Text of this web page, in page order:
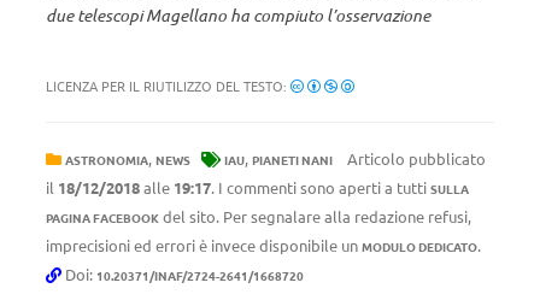
due telescopi Magellano ha compiuto l’osservazione
LICENZA PER IL RIUTILIZZO DEL TESTO:
ASTRONOMIA, NEWS IAU, PIANETI NANI
Articolo pubblicato
il 18/12/2018alle 19:17. I commenti sono aperti a tutti SULLA
PAGINA FACEBOOK del sito. Per segnalare alla redazione refusi,
imprecisioni ed errori è invece disponibile un MODULO DEDICATO.
Doi: 10.20371/INAF/2724-2641/1668720